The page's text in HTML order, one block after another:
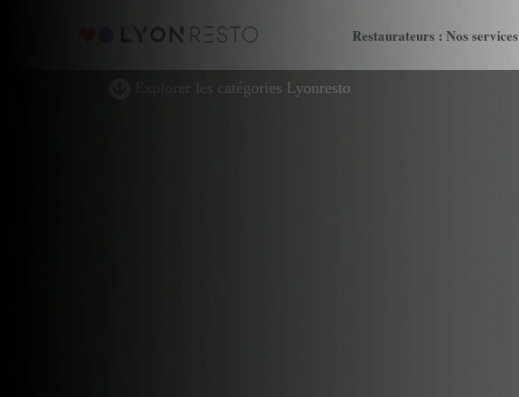
Restaurateurs : Nos services
Explorer les catégories Lyonresto